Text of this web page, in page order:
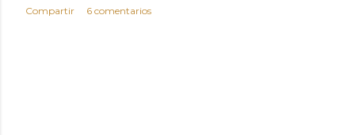
Compartir 6 comentarios